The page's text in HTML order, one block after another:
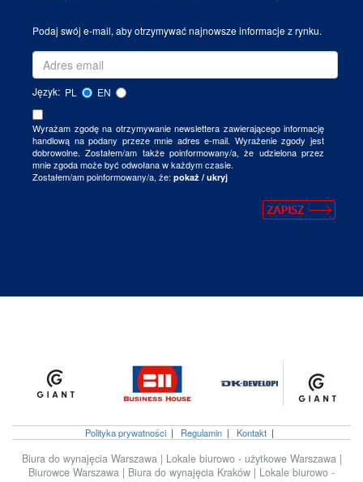
zbędny wydatek?
Podaj swój e-mail, aby otrzymywać najnowsze informacje z rynku.
Język: PL EN
Wyrażam zgodę na otrzymywanie newslettera zawierającego informację
handlową na podany przeze mnie adres e-mail. Wyrażenie zgody jest
dobrowolne. Zostałem/am także poinformowany/a, że udzielona przez
mnie zgoda może być odwołana w każdym czasie.
Zostałem/am poinformowany/a, że: pokaż / ukryj
Polityka prywatności| Regulamin| Kontakt|
Biura do wynajęcia Warszawa | Lokale biurowo - użytkowe Warszawa |
Biurowce Warszawa | Biura do wynajęcia Kraków | Lokale biurowo -